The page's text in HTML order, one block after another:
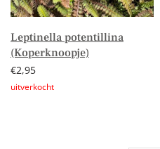
Leptinella potentillina
(Koperknoopje)
€2,95